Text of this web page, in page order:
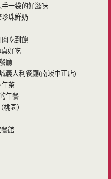
一袋的好滋味
珠鮮奶
吃到飽
好吃
廳
義大利餐廳(南崁中正店)
茶
午餐
園）
館